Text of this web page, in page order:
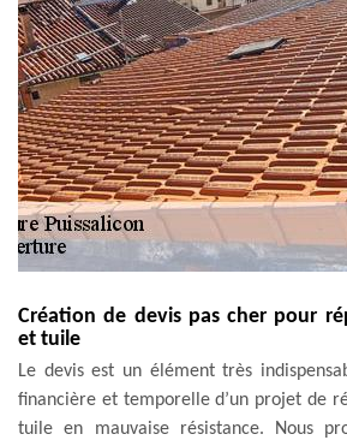
Création de devis pas cher pour
et tuile
Le devis est un élément très
financière et temporelle d’un projet de
tuile en mauvaise résistance. Nous